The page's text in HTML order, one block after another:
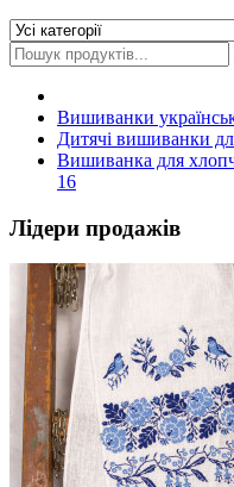
Вишиванки
Дитячі вишиванки
Вишиванка для
16
Лідери продажів